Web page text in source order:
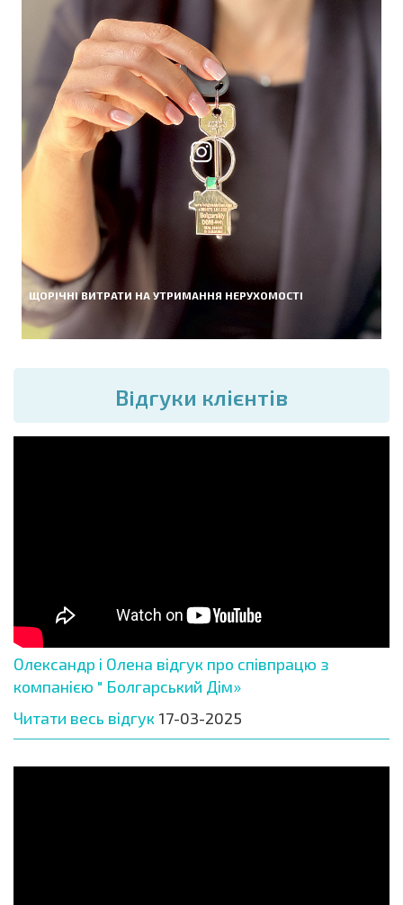
ЩОРІЧНІ ВИТРАТИ НА УТРИМАННЯ НЕРУХОМОСТІ
Вiдгуки клієнтів
Олександр і Олена відгук про співпрацю з
компанією " Болгарський Дім»
Читати весь відгук 17-03-2025